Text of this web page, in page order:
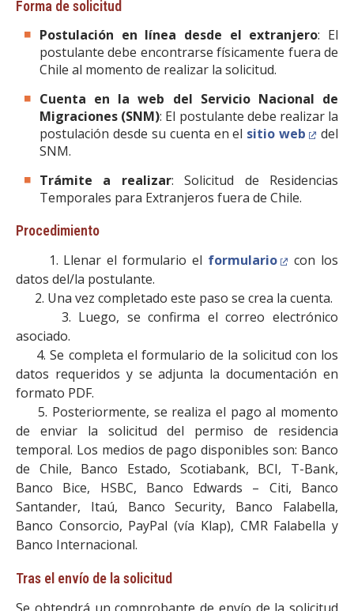
Forma de solicitud
Postulación en línea desde el extranjero: El
postulante debe encontrarse físicamente fuera de
Chile al momento de realizar la solicitud.
Cuenta en la web del Servicio Nacional de
Migraciones (SNM): El postulante debe realizar la
postulación desde su cuenta en el sitio web
del
SNM.
Trámite a realizar: Solicitud de Residencias
Temporales para Extranjeros fuera de Chile.
Procedimiento
1. Llenar el formulario el formulario
con los
datos del/la postulante.
2. Una vez completado este paso se crea la cuenta.
3. Luego, se confirma el correo electrónico
asociado.
4. Se completa el formulario de la solicitud con los
datos requeridos y se adjunta la documentación en
formato PDF.
5. Posteriormente, se realiza el pago al momento
de enviar la solicitud del permiso de residencia
temporal. Los medios de pago disponibles son: Banco
de Chile, Banco Estado, Scotiabank, BCI, T-Bank,
Banco Bice, HSBC, Banco Edwards – Citi, Banco
Santander, Itaú, Banco Security, Banco Falabella,
Banco Consorcio, PayPal (vía Klap), CMR Falabella y
Banco Internacional.
Tras el envío de la solicitud
Se obtendrá un comprobante de envío de la solicitud